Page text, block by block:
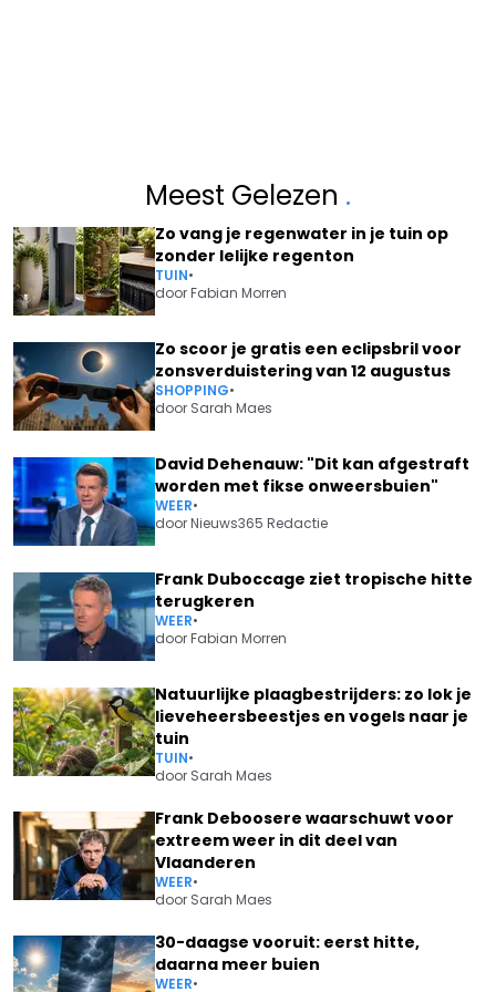
Meest Gelezen .
Zo vang je regenwater in je tuin op
zonder lelijke regenton
TUIN•
doorFabian Morren
Zo scoor je gratis een eclipsbril voor
zonsverduistering van 12 augustus
SHOPPING•
door Sarah Maes
David Dehenauw: "Dit kan afgestraft
worden met fikse onweersbuien"
WEER•
doorNieuws365 Redactie
Frank Duboccage ziet tropische hitte
terugkeren
WEER•
doorFabian Morren
Natuurlijke plaagbestrijders: zo lok je
lieveheersbeestjes en vogels naar je
tuin
TUIN•
door Sarah Maes
Frank Deboosere waarschuwt voor
extreem weer in dit deel van
Vlaanderen
WEER•
door Sarah Maes
30-daagse vooruit: eerst hitte,
daarna meer buien
WEER•